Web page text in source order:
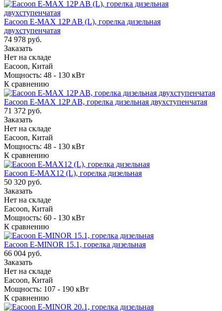
Eacoon E-MAX 12P AB (L), горелка дизельная
двухступенчатая
74 978 руб.
Заказать
Нет на складе
Eacoon, Китай
Мощность: 48 - 130 кВт
К сравнению
Eacoon E-MAX 12P AB, горелка дизельная двухступенчатая
71 372 руб.
Заказать
Нет на складе
Eacoon, Китай
Мощность: 48 - 130 кВт
К сравнению
Eacoon E-MAX12 (L), горелка дизельная
50 320 руб.
Заказать
Нет на складе
Eacoon, Китай
Мощность: 60 - 130 кВт
К сравнению
Eacoon E-MINOR 15.1, горелка дизельная
66 004 руб.
Заказать
Нет на складе
Eacoon, Китай
Мощность: 107 - 190 кВт
К сравнению